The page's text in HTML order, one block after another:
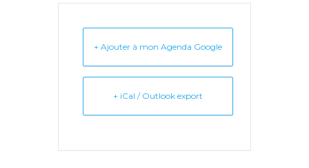
+ Ajouter à mon Agenda Google
+ iCal / Outlook export